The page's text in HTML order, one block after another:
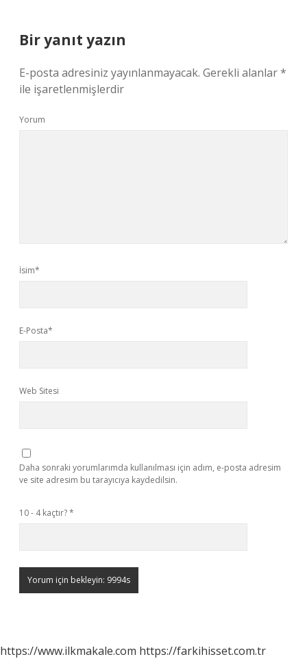
Bir yanıt yazın
E-posta adresiniz yayınlanmayacak. Gerekli alanlar*
ile işaretlenmişlerdir
Yorum
İsim*
E-Posta*
Web Sitesi
Daha sonraki yorumlarımda kullanılması için adım, e-posta adresim
ve site adresim bu tarayıcıya kaydedilsin.
10 - 4 kaçtır?*
https://www.ilkmakale.com https://farkihisset.com.tr